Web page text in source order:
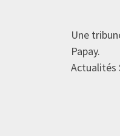
Une
Papay.
Actualités